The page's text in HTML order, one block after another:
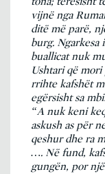
vijnë nga
ditë më parë,
burg. Ngarkesa
buallicat nuk
Ushtari që
rrihte kafshët
egërsisht sa
“A nuk keni
askush as për
qeshur dhe ra
…. Në fund,
gungën, por